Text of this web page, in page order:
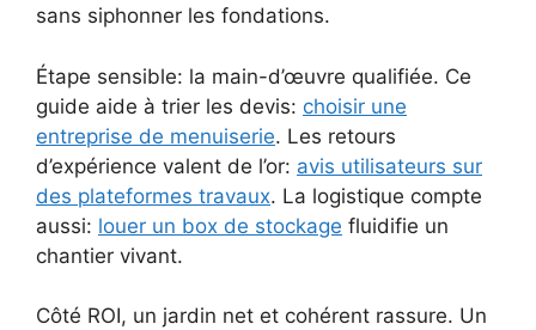
sans siphonner les fondations.
Étape sensible: la main-d’œuvre qualifiée. Ce
guide aide à trier les devis: choisir une
entreprise de menuiserie. Les retours
d’expérience valent de l’or: avis utilisateurs sur
des plateformes travaux. La logistique compte
aussi: louer un box de stockage fluidifie un
chantier vivant.
Côté ROI, un jardin net et cohérent rassure. Un